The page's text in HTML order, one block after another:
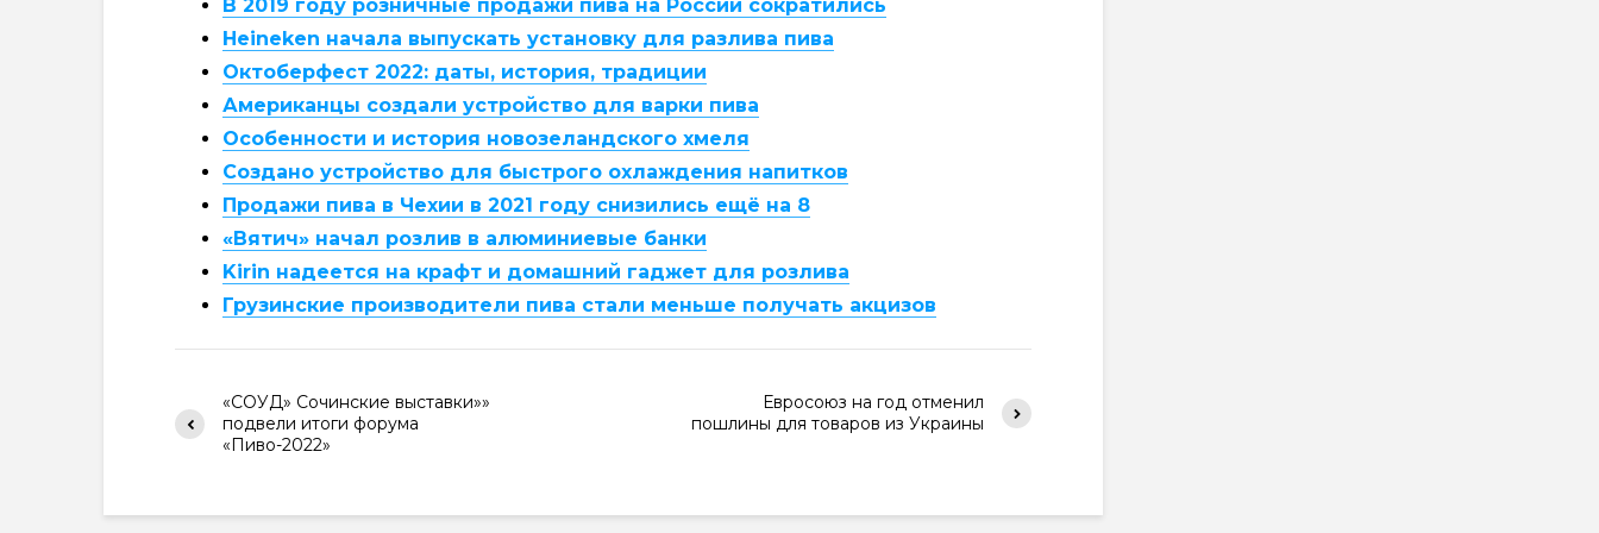
В 2019 году розничные продажи пива на России сократились
Heineken начала выпускать установку для разлива пива
Октоберфест 2022: даты, история, традиции
Американцы создали устройство для варки пива
Особенности и история новозеландского хмеля
Создано устройство для быстрого охлаждения напитков
Продажи пива в Чехии в 2021 году снизились ещё на 8
«Вятич» начал розлив в алюминиевые банки
Kirin надеется на крафт и домашний гаджет для розлива
Грузинские производители пива стали меньше получать акцизов
«СОУД» Сочинские выставки»»
подвели итоги форума
«Пиво-2022»
Евросоюз на год отменил
пошлины для товаров из Украины